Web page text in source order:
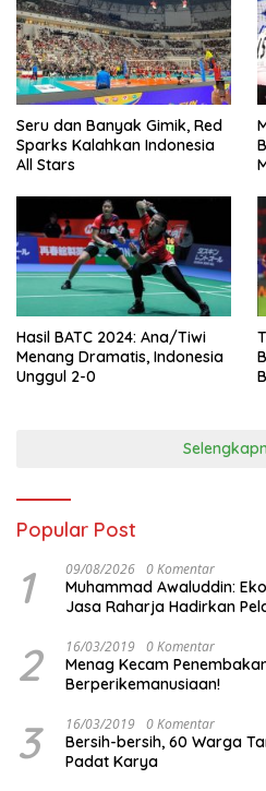
Seru dan Banyak Gimik, Red
Sparks Kalahkan Indonesia
All Stars
Hasil BATC 2024: Ana/Tiwi
Menang Dramatis, Indonesia
Unggul 2-0
Popular Post
1 09/08/2026 0 Komentar
Muhammad Awaluddin:
Jasa Raharja Hadirkan
2 16/03/2019 0 Komentar
Menag Kecam
Berperikemanusiaan!
3 16/03/2019 0 Komentar
Bersih-bersih, 60 Warga
Padat Karya